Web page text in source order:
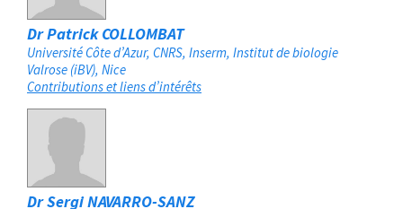
Dr Patrick COLLOMBAT
Université Côte d’Azur, CNRS, Inserm, Institut de biologie
Valrose (iBV) Nice
Contributions et liens d’intérêts
Dr Sergi NAVARRO-SANZ